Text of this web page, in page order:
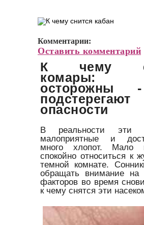
Комментарии:
Оставить комментарий
К чему
комары:
осторожны
подстерегают
опасности
В реальности эти
малоприятные и
много хлопот. Мало
спокойно относиться к
темной комнате.
обращать внимание на
факторов во время
к чему снятся эти